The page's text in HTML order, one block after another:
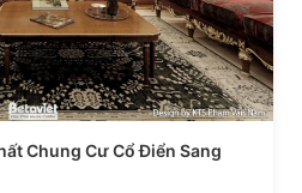
Chung Cư Cổ Điển Sang